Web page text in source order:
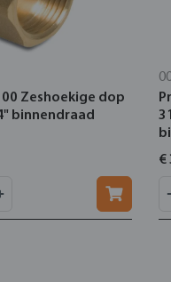
Zeshoekige dop
binnendraad
€